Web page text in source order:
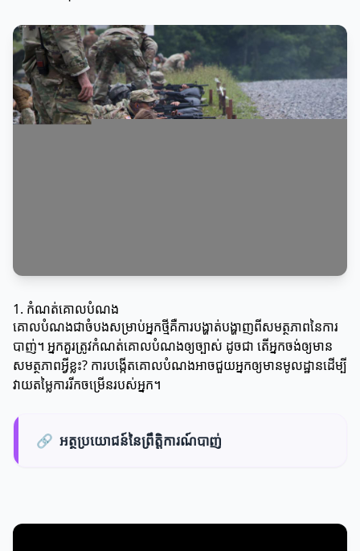
1. កំណត់គោលបំណង
គោលបំណងជាចំបងសម្រាប់អ្នកថ្មីគឺការបង្ហាត់បង្ហាញពីសមត្ថភាពនៃការ
បាញ់។ អ្នកគួរត្រូវកំណត់គោលបំណងឲ្យច្បាស់ ដូចជា តើអ្នកចង់ឲ្យមាន
សមត្ថភាពអ្វីខ្លះ? ការបង្កើតគោលបំណងអាចជួយអ្នកឲ្យមានមូលដ្ឋានដើម្បី
វាយតម្លៃការរីកចម្រើនរបស់អ្នក។
🔗 អត្ថប្រយោជន៍នៃព្រឹតិ្តការណ៍បាញ់